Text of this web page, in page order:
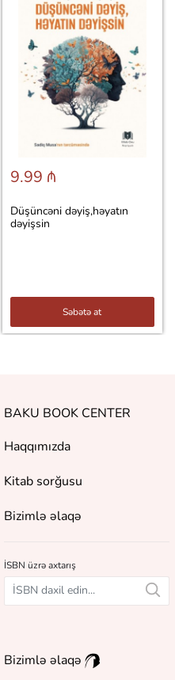
9.99 ₼
Düşüncəni dəyiş,həyatın
dəyişsin
Səbətə at
BAKU BOOK CENTER
Haqqımızda
Kitab sorğusu
Bizimlə əlaqə
İSBN üzrə axtarış
Bizimlə əlaqə